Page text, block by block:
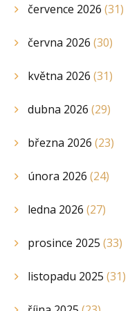
července 2026 (31)
června 2026 (30)
května 2026 (31)
dubna 2026 (29)
března 2026 (23)
února 2026 (24)
ledna 2026 (27)
prosince 2025 (33)
listopadu 2025 (31)